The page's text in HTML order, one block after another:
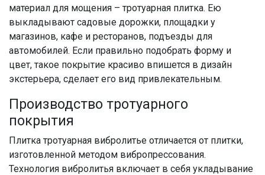
материал для мощения – тротуарная плитка. Ею
выкладывают садовые дорожки, площадки у
магазинов, кафе и ресторанов, подъезды для
автомобилей. Если правильно подобрать форму и
цвет, такое покрытие красиво впишется в дизайн
экстерьера, сделает его вид привлекательным.
Производство тротуарного
покрытия
Плитка тротуарная вибролитье отличается от плитки,
изготовленной методом вибропрессования.
Технология вибролитья включает в себя укладывание